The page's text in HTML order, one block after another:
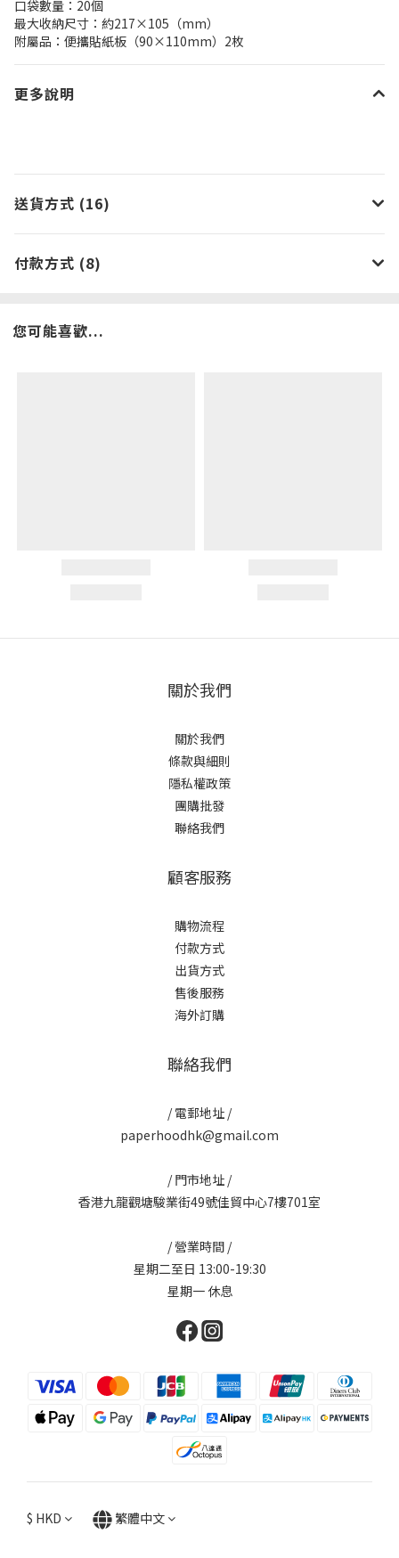
口袋數量：20個
最大收納尺寸：約217×105（mm）
附屬品：便攜貼紙板 （90×110mm）2枚
更多說明
送貨方式 (16)
付款方式 (8)
您可能喜歡...
關於我們
關於我們
條款與細則
隱私權政策
團購批發
聯絡我們
顧客服務
購物流程
付款方式
出貨方式
售後服務
海外訂購
聯絡我們
/ 電郵地址 /
paperhoodhk@gmail.com
/ 門市地址 /
香港九龍觀塘駿業街49號佳貿中心7樓701室
/ 營業時間 /
星期二至日 13:00-19:30
星期一 休息
$ HKD 繁體中文